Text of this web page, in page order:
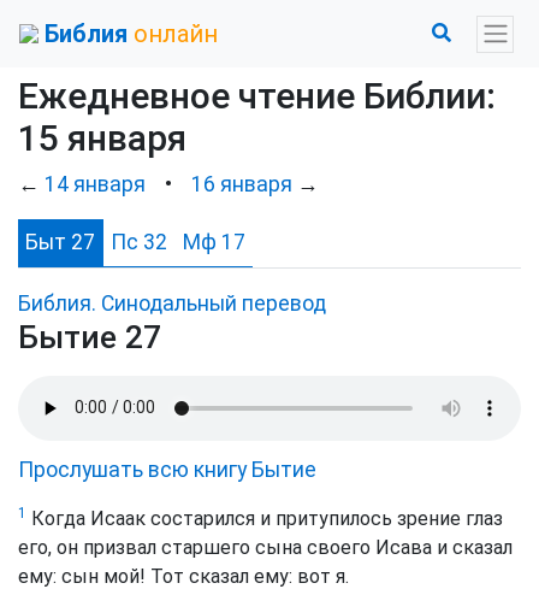
Библия онлайн
Ежедневное чтение Библии:
15 января
← 14 января • 16 января →
Быт 27 Пс 32 Мф 17
Библия. Синодальный перевод
Бытие 27
Прослушать всю книгу Бытие
1 Когда Исаак состарился и притупилось зрение глаз
его, он призвал старшего сына своего Исава и сказал
ему: сын мой! Тот сказал ему: вот я.